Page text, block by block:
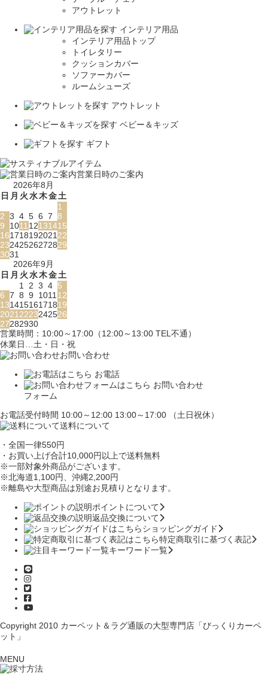
アウトレット
インテリア用品
インテリア用品トップ
トイレタリー
クッションカバー
ソファーカバー
ルームシューズ
アウトレット
ベビー＆キッズ
ギフト
営業日時のご案内
2026年8月
日 月 火水木金土
1
2 3 4 5 6 7 8
9
101112131415
16171819202122
23242526272829
3031
2026年9月
日 月 火水木金土
1 2 3 4 5
6 7 8 9 101112
13141516171819
20212223242526
27282930
営業時間：10:00～17:00（12:00～13:00 TEL不通）
休業日…土・日・祝
お問い合わせ
お電話
お問い合わせ
フォーム
お電話受付時間 10:00～12:00 13:00～17:00 （土日祝休）
送料について
・全国一律550円
・お買い上げ合計10,000円 以上で送料無料
※一部対象外商品がございます。
※北海道1,100円、沖縄2,200円
※離島や大型商品は別途お見積りとなります。
ポイントについて
返品交換について
ショッピングガイド
特定商取引に基づく表記
キーワード一覧
Copyright 2010 カーペット＆ラグ通販の大型専門店「びっくりカーペ
ット」
MENU